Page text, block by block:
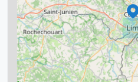
8
7
6
20